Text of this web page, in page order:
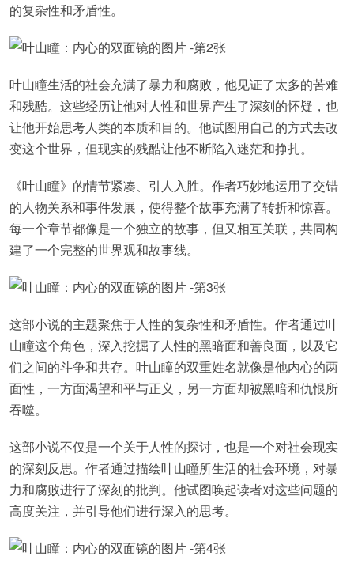
的复杂性和矛盾性。
叶山瞳生活的社会充满了暴力和腐败，他见证了太多的苦难
和残酷。这些经历让他对人性和世界产生了深刻的怀疑，也
让他开始思考人类的本质和目的。他试图用自己的方式去改
变这个世界，但现实的残酷让他不断陷入迷茫和挣扎。
《叶山瞳》的情节紧凑、引人入胜。作者巧妙地运用了交错
的人物关系和事件发展，使得整个故事充满了转折和惊喜。
每一个章节都像是一个独立的故事，但又相互关联，共同构
建了一个完整的世界观和故事线。
这部小说的主题聚焦于人性的复杂性和矛盾性。作者通过叶
山瞳这个角色，深入挖掘了人性的黑暗面和善良面，以及它
们之间的斗争和共存。叶山瞳的双重姓名就像是他内心的两
面性，一方面渴望和平与正义，另一方面却被黑暗和仇恨所
吞噬。
这部小说不仅是一个关于人性的探讨，也是一个对社会现实
的深刻反思。作者通过描绘叶山瞳所生活的社会环境，对暴
力和腐败进行了深刻的批判。他试图唤起读者对这些问题的
高度关注，并引导他们进行深入的思考。